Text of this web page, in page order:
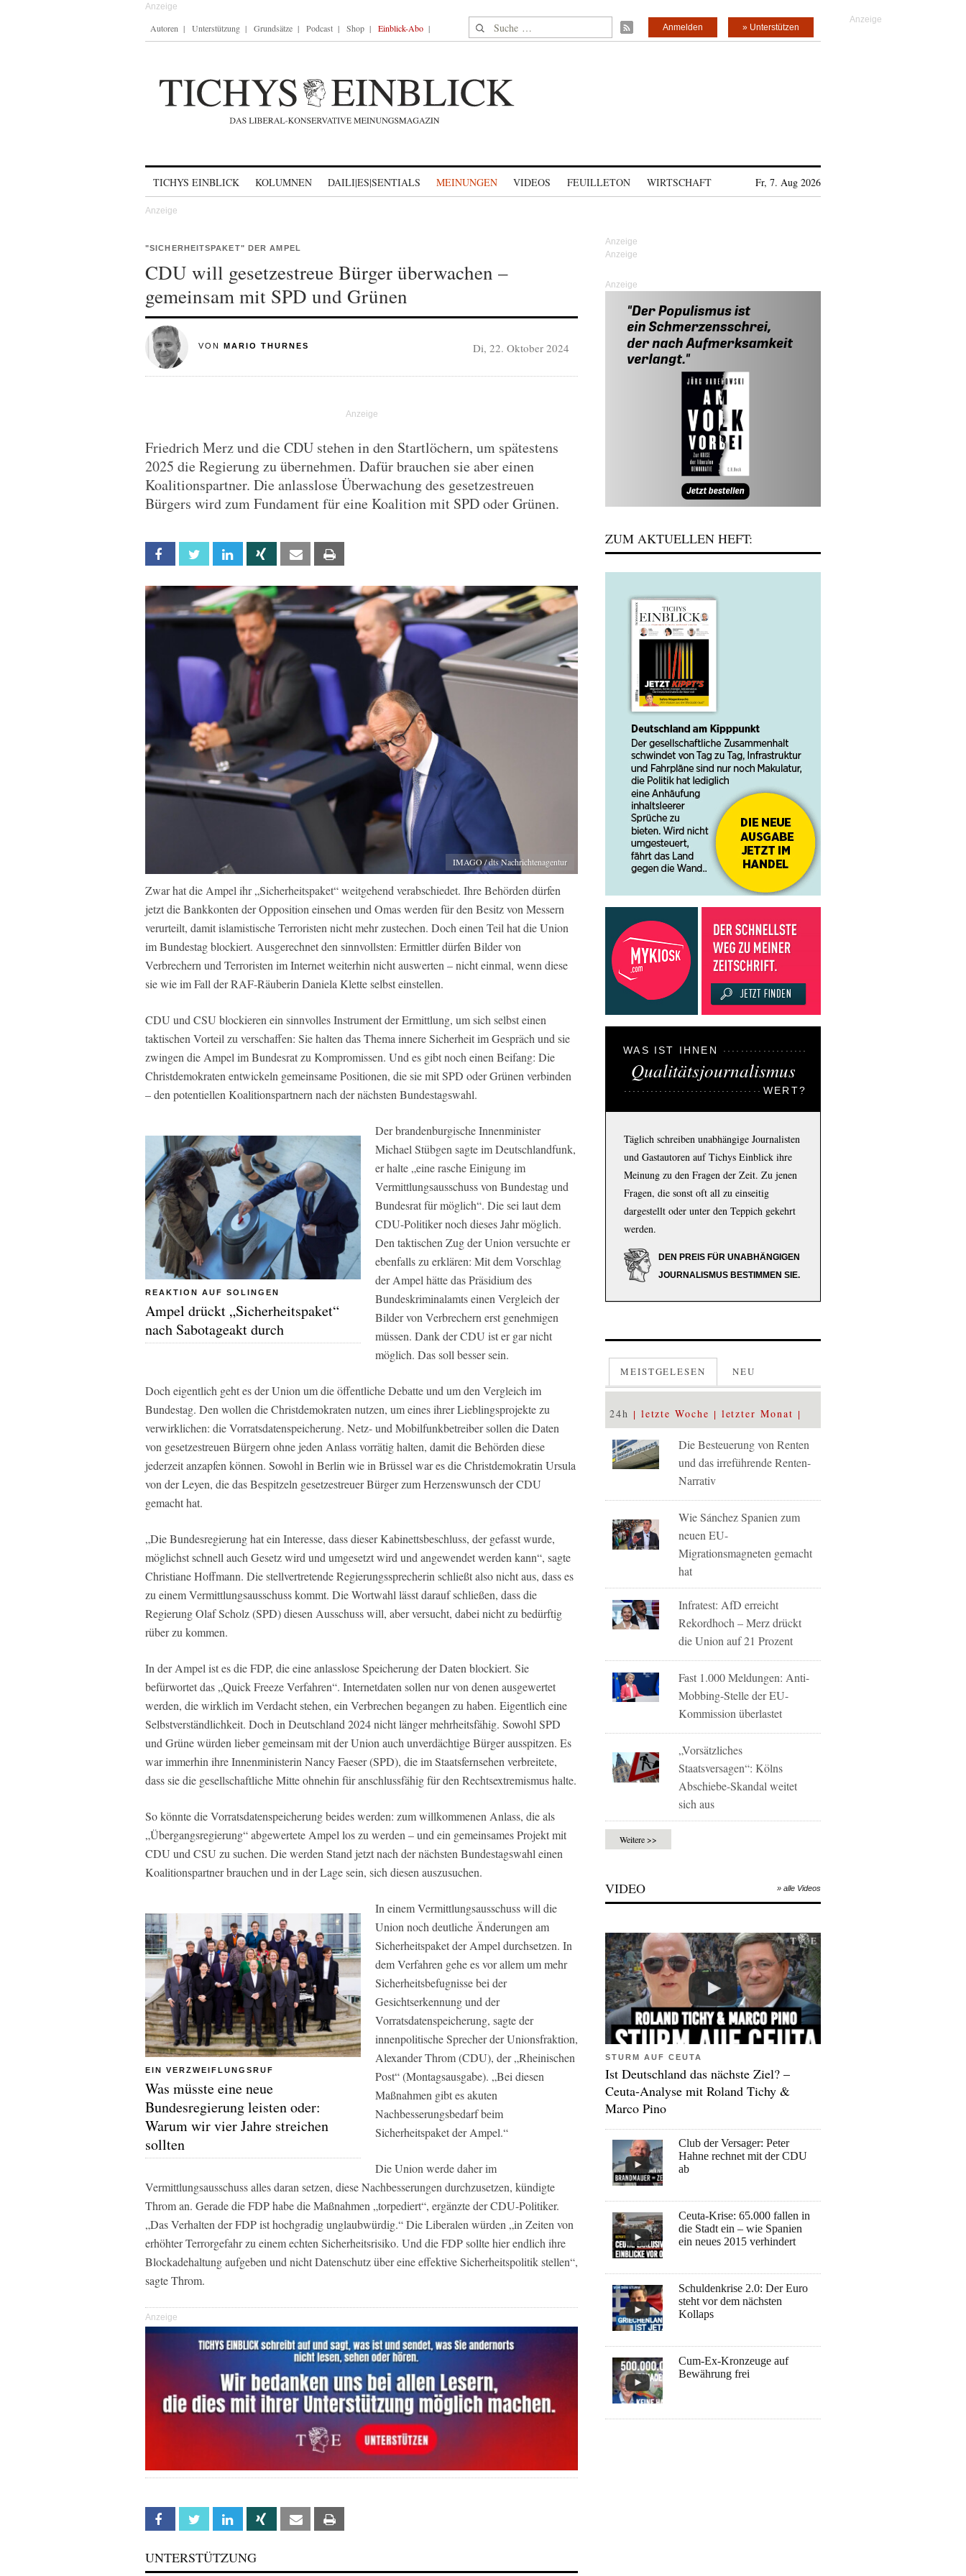
Autoren Unterstützung Grundsätze Podcast Shop Einblick-Abo Suche nach: » Unterstützen
Anmelden
TICHYS EINBLICK KOLUMNEN DAILI|ES|SENTIALS MEINUNGEN VIDEOS FEUILLETON WIRTSCHAFT Fr, 7. Aug 2026
"SICHERHEITSPAKET" DER AMPEL
CDU will gesetzestreue Bürger überwachen –
gemeinsam mit SPD und Grünen
VON MARIO THURNES Di, 22. Oktober 2024
Friedrich Merz und die CDU stehen in den Startlöchern, um spätestens
2025 die Regierung zu übernehmen. Dafür brauchen sie aber einen
Koalitionspartner. Die anlasslose Überwachung des gesetzestreuen
Bürgers wird zum Fundament für eine Koalition mit SPD oder Grünen.
Facebook Twitter Linkedin Xing Email
IMAGO / dts Nachrichtenagentur
Zwar hat die Ampel ihr „Sicherheitspaket“ weitgehend verabschiedet. Ihre Behörden dürfen
jetzt die Bankkonten der Opposition einsehen und Omas werden für den Besitz von Messern
verurteilt, damit islamistische Terroristen nicht mehr zustechen. Doch einen Teil hat die Union
im Bundestag blockiert. Ausgerechnet den sinnvollsten: Ermittler dürfen Bilder von
Verbrechern und Terroristen im Internet weiterhin nicht auswerten – nicht einmal, wenn diese
sie wie im Fall der RAF-Räuberin Daniela Klette selbst einstellen.
CDU und CSU blockieren ein sinnvolles Instrument der Ermittlung, um sich selbst einen
taktischen Vorteil zu verschaffen: Sie halten das Thema innere Sicherheit im Gespräch und sie
zwingen die Ampel im Bundesrat zu Kompromissen. Und es gibt noch einen Beifang: Die
Christdemokraten entwickeln gemeinsame Positionen, die sie mit SPD oder Grünen verbinden
– den potentiellen Koalitionspartnern nach der nächsten Bundestagswahl.
REAKTION AUF SOLINGEN
Ampel drückt „Sicherheitspaket“
nach Sabotageakt durch
Der brandenburgische Innenminister
Michael Stübgen sagte imDeutschlandfunk,
er halte „eine rasche Einigung im
Vermittlungsausschuss von Bundestag und
Bundesrat für möglich“. Die sei laut dem
CDU-Politiker noch dieses Jahr möglich.
Den taktischen Zug der Union versuchte er
ebenfalls zu erklären: Mit dem Vorschlag
der Ampel hätte das Präsidium des
Bundeskriminalamts einen Vergleich der
Bilder von Verbrechern erst genehmigen
müssen. Dank der CDU ist er gar nicht
möglich. Das soll besser sein.
Doch eigentlich geht es der Union um die öffentliche Debatte und um den Vergleich im
Bundestag. Den wollen die Christdemokraten nutzen, um eines ihrer Lieblingsprojekte zu
verwirklichen: die Vorratsdatenspeicherung. Netz- und Mobilfunkbetreiber sollen die Daten
von gesetzestreuen Bürgern ohne jeden Anlass vorrätig halten, damit die Behörden diese
jederzeit anzapfen können. Sowohl in Berlin wie in Brüssel war es die Christdemokratin Ursula
von der Leyen, die das Bespitzeln gesetzestreuer Bürger zum Herzenswunsch der CDU
gemacht hat.
„Die Bundesregierung hat ein Interesse, dass dieser Kabinettsbeschluss, der gefasst wurde,
möglichst schnell auch Gesetz wird und umgesetzt wird und angewendet werden kann“, sagte
Christiane Hoffmann. Die stellvertretende Regierungssprecherin schließt also nicht aus, dass es
zu einem Vermittlungsausschuss kommt. Die Wortwahl lässt darauf schließen, dass die
Regierung Olaf Scholz (SPD) diesen Ausschuss will, aber versucht, dabei nicht zu bedürftig
rüber zu kommen.
In der Ampel ist es die FDP, die eine anlasslose Speicherung der Daten blockiert. Sie
befürwortet das „Quick Freeze Verfahren“. Internetdaten sollen nur von denen ausgewertet
werden, die wirklich im Verdacht stehen, ein Verbrechen begangen zu haben. Eigentlich eine
Selbstverständlichkeit. Doch in Deutschland 2024 nicht länger mehrheitsfähig. Sowohl SPD
und Grüne würden lieber gemeinsam mit der Union auch unverdächtige Bürger ausspitzen. Es
war immerhin ihre Innenministerin Nancy Faeser (SPD), die im Staatsfernsehen verbreitete,
dass sie die gesellschaftliche Mitte ohnehin für anschlussfähig für den Rechtsextremismus halte.
So könnte die Vorratsdatenspeicherung beides werden: zum willkommenen Anlass, die als
„Übergangsregierung“ abgewertete Ampel los zu werden – und ein gemeinsames Projekt mit
CDU und CSU zu suchen. Die werden Stand jetzt nach der nächsten Bundestagswahl einen
Koalitionspartner brauchen und in der Lage sein, sich diesen auszusuchen.
EIN VERZWEIFLUNGSRUF
Was müsste eine neue
Bundesregierung leisten oder:
Warum wir vier Jahre streichen
sollten
In einem Vermittlungsausschuss will die
Union noch deutliche Änderungen am
Sicherheitspaket der Ampel durchsetzen. In
dem Verfahren gehe es vor allem um mehr
Sicherheitsbefugnisse bei der
Gesichtserkennung und der
Vorratsdatenspeicherung, sagte der
innenpolitische Sprecher der Unionsfraktion,
Alexander Throm (CDU), der „Rheinischen
Post“ (Montagsausgabe). „Bei diesen
Maßnahmen gibt es akuten
Nachbesserungsbedarf beim
Sicherheitspaket der Ampel.“
Die Union werde daher im
Vermittlungsausschuss alles daran setzen, diese Nachbesserungen durchzusetzen, kündigte
Throm an. Gerade die FDP habe die Maßnahmen „torpediert“, ergänzte der CDU-Politiker.
„Das Verhalten der FDP ist hochgradig unglaubwürdig.“ Die Liberalen würden „in Zeiten von
erhöhter Terrorgefahr zu einem echten Sicherheitsrisiko. Und die FDP sollte hier endlich ihre
Blockadehaltung aufgeben und nicht Datenschutz über eine effektive Sicherheitspolitik stellen“,
sagte Throm.
Anzeige
Facebook Twitter Linkedin Xing Email
UNTERSTÜTZUNG
Anzeige
ZUM AKTUELLEN HEFT:
WAS IST IHNEN
Qualitätsjournalismus
WERT?
Täglich schreiben unabhängige Journalisten
und Gastautoren auf Tichys Einblick ihre
Meinung zu den Fragen der Zeit. Zu jenen
Fragen, die sonst oft all zu einseitig
dargestellt oder unter den Teppich gekehrt
werden.
DEN PREIS FÜR UNABHÄNGIGEN
JOURNALISMUS BESTIMMEN SIE.
MEISTGELESEN NEU
24h letzte Woche letzter Monat
Die Besteuerung von Renten
und das irreführende Renten-
Narrativ
Wie Sánchez Spanien zum
neuen EU-
Migrationsmagneten gemacht
hat
Infratest: AfD erreicht
Rekordhoch – Merz drückt
die Union auf 21 Prozent
Fast 1.000 Meldungen: Anti-
Mobbing-Stelle der EU-
Kommission überlastet
„Vorsätzliches
Staatsversagen“: Kölns
Abschiebe-Skandal weitet
sich aus
Weitere >>
VIDEO » alle Videos
STURM AUF CEUTA
Ist Deutschland das nächste Ziel? –
Ceuta-Analyse mit Roland Tichy &
Marco Pino
Club der Versager: Peter
Hahne rechnet mit der CDU
ab
Ceuta-Krise: 65.000 fallen in
die Stadt ein – wie Spanien
ein neues 2015 verhindert
Schuldenkrise 2.0: Der Euro
steht vor dem nächsten
Kollaps
Cum-Ex-Kronzeuge auf
Bewährung frei